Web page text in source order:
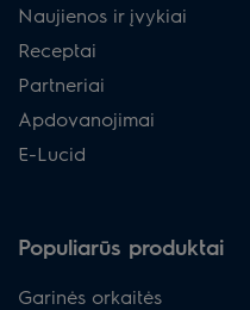
Naujienos ir įvykiai
Receptai
Partneriai
Apdovanojimai
E-Lucid
Populiarūs produktai
Garinės orkaitės